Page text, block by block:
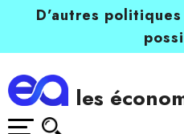
D’autres
les